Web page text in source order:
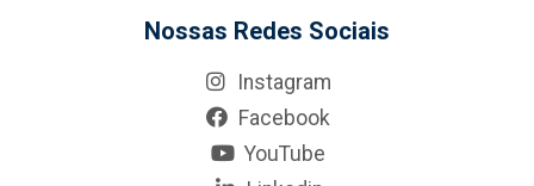
Nossas Redes Sociais
Instagram
Facebook
YouTube